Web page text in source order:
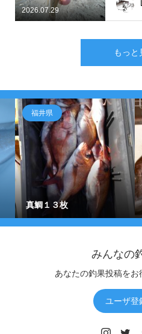
2026.07.29
もっと
福井県
真鯛１３枚
みんなの
あなたの釣果投稿をお
ユーザ登